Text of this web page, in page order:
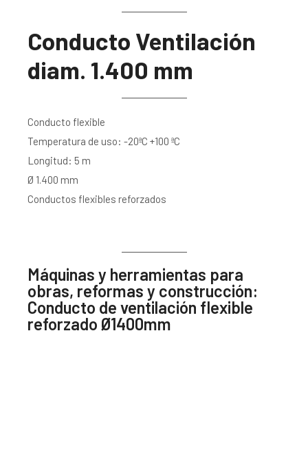
Conducto Ventilación
diam. 1.400 mm
Conducto flexible
Temperatura de uso: -20ªC +100 ªC
Longitud: 5 m
Ø 1.400 mm
Conductos flexibles reforzados
Máquinas y herramientas para
obras, reformas y construcción:
Conducto de ventilación flexible
reforzado Ø1400mm